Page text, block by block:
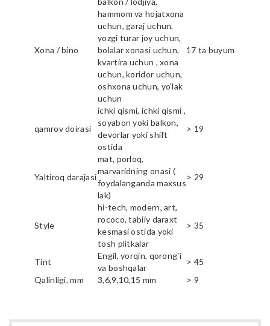
Xona / bino
hammom va hojatxona
uchun, garaj uchun,
yozgi turar joy uchun,
bolalar xonasi uchun,
kvartira uchun , xona
uchun, koridor uchun,
oshxona uchun, yo'lak
uchun
17 ta buyum
qamrov doirasi
ichki qismi, ichki qismi ,
soyabon yoki balkon,
devorlar yoki shift
ostida
> 19
Yaltiroq darajasi
mat, porloq,
marvaridning onasi (
foydalanganda maxsus
lak)
> 29
Style
hi-tech, modern, art,
rococo, tabiiy daraxt
kesmasi ostida yoki
tosh plitkalar
> 35
Tint
Engil, yorqin, qorong'i
va boshqalar
> 45
Qalinligi, mm
3,6,9,10,15 mm > 9